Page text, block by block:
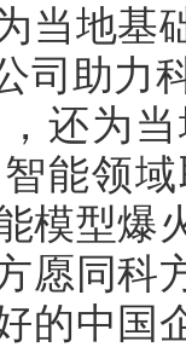
当地基
司助力
还为
能领
模型
愿同科
的中国